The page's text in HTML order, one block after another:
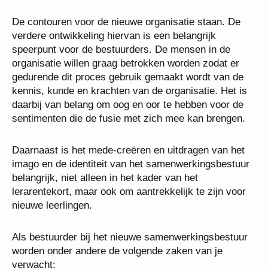
De contouren voor de nieuwe organisatie staan. De
verdere ontwikkeling hiervan is een belangrijk
speerpunt voor de bestuurders. De mensen in de
organisatie willen graag betrokken worden zodat er
gedurende dit proces gebruik gemaakt wordt van de
kennis, kunde en krachten van de organisatie. Het is
daarbij van belang om oog en oor te hebben voor de
sentimenten die de fusie met zich mee kan brengen.
Daarnaast is het mede-creëren en uitdragen van het
imago en de identiteit van het samenwerkingsbestuur
belangrijk, niet alleen in het kader van het
lerarentekort, maar ook om aantrekkelijk te zijn voor
nieuwe leerlingen.
Als bestuurder bij het nieuwe samenwerkingsbestuur
worden onder andere de volgende zaken van je
verwacht: